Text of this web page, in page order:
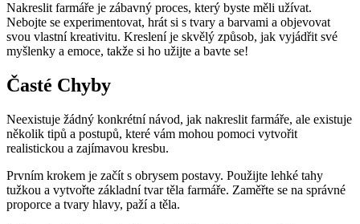
Nakreslit farmáře je zábavný proces, který byste měli užívat.
Nebojte se experimentovat, hrát si s tvary a barvami a objevovat
svou vlastní kreativitu. Kreslení je skvělý způsob, jak vyjádřit své
myšlenky a emoce, takže si ho užijte a bavte se!
Časté Chyby
Neexistuje žádný konkrétní návod, jak nakreslit farmáře, ale existuje
několik tipů a postupů, které vám mohou pomoci vytvořit
realistickou a zajímavou kresbu.
Prvním krokem je začít s obrysem postavy. Použijte lehké tahy
tužkou a vytvořte základní tvar těla farmáře. Zaměřte se na správné
proporce a tvary hlavy, paží a těla.